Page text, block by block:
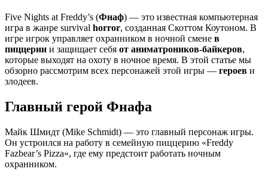
Five Nights at Freddy’s (Фнаф) — это известная компьютерная
игра в жанре survival horror, созданная Скоттом Коутоном. В
игре игрок управляет охранником в ночной смене в
пиццерии и защищает себя от аниматроников-байкеров,
которые выходят на охоту в ночное время. В этой статье мы
обзорно рассмотрим всех персонажей этой игры — героев и
злодеев.
Главный герой Фнафа
Майк Шмидт (Mike Schmidt) — это главный персонаж игры.
Он устроился на работу в семейную пиццерию «Freddy
Fazbear’s Pizza», где ему предстоит работать ночным
охранником.